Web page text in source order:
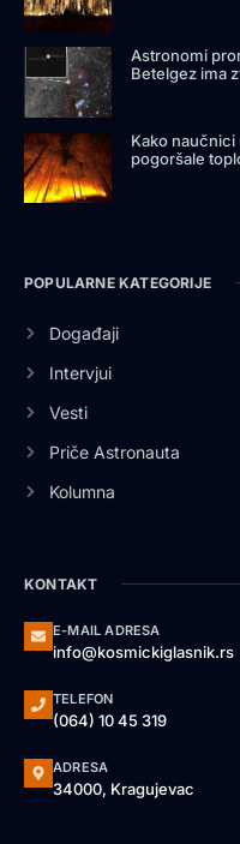
Astronomi
Betelgez ima
Kako naučnici
pogoršale
POPULARNE KATEGORIJE
Događaji
Intervjui
Vesti
Priče Astronauta
Kolumna
KONTAKT
E-MAIL ADRESA
info@kosmickiglasnik.rs
TELEFON
(064) 10 45 319
ADRESA
34000, Kragujevac